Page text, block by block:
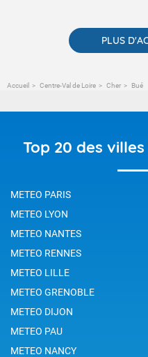
PLUS
Accueil Centre-Val de Loire Cher Bué
Top 20 des
METEO PARIS
METEO LYON
METEO NANTES
METEO RENNES
METEO LILLE
METEO GRENOBLE
METEO DIJON
METEO PAU
METEO NANCY